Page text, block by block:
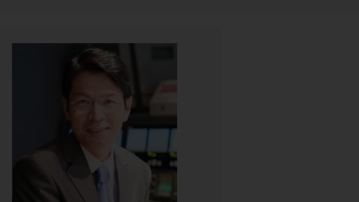
貴金属の特性
純パラジウム上場信託（パラジウ
ムの果実）